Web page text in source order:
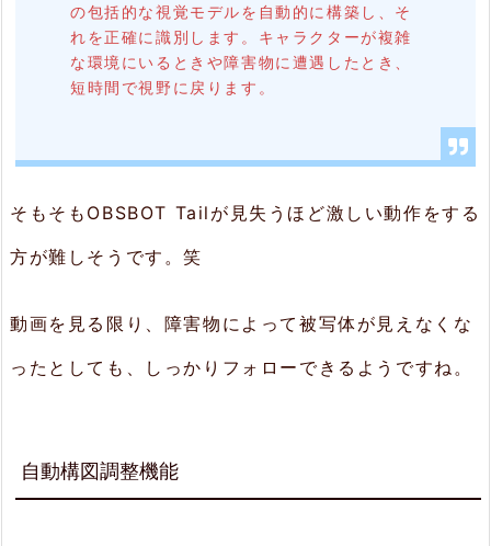
マ
ホ
に
送
3.
ま
の包括的な視覚モデルを自動的に構築し、そ
れを正確に識別します。キャラクターが複雑
な環境にいるときや障害物に遭遇したとき、
短時間で視野に戻ります。
そもそもOBSBOT Tailが見失うほど激しい動作をする
方が難しそうです。笑
動画を見る限り、障害物によって被写体が見えなくな
ったとしても、しっかりフォローできるようですね。
自動構図調整機能